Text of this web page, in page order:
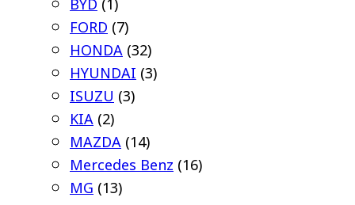
FORD (7)
HONDA (32)
HYUNDAI (3)
ISUZU (3)
KIA (2)
MAZDA (14)
Mercedes Benz (16)
MG (13)